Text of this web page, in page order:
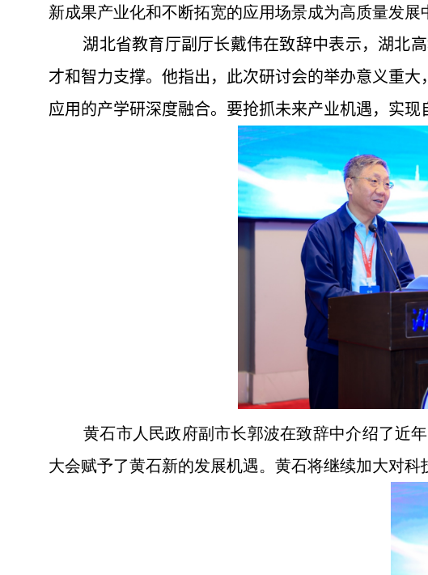
新成果产业化和不断拓宽的应用场景成为高质量发展
湖北省教育厅副厅长戴伟在致辞中表示， 湖北
才和智力支撑。他指出， 此次研讨会的举办意义重
应用的产学研深度融合。要抢抓未来产业机遇，实
黄石市人民政府副市长郭波在致辞中介绍了近
大会赋予了黄石新的发展机遇。黄石将继续加大对